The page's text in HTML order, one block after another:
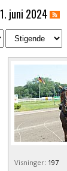
juni 2024
Visninger: 197